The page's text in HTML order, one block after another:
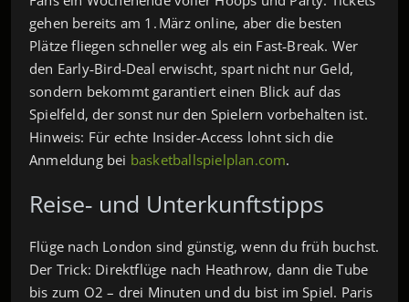
gehen bereits am 1. März online, aber die besten
Plätze fliegen schneller weg als ein Fast‑Break. Wer
den Early‑Bird‑Deal erwischt, spart nicht nur Geld,
sondern bekommt garantiert einen Blick auf das
Spielfeld, der sonst nur den Spielern vorbehalten ist.
Hinweis: Für echte Insider‑Access lohnt sich die
Anmeldung bei basketballspielplan.com.
Reise‑ und Unterkunftstipps
Flüge nach London sind günstig, wenn du früh buchst.
Der Trick: Direktflüge nach Heathrow, dann die Tube
bis zum O2 – drei Minuten und du bist im Spiel. Paris